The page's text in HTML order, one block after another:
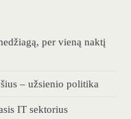
per vieną naktį
– užsienio politika
IT sektorius